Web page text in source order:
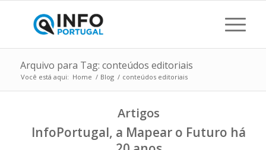
Arquivo para Tag: conteúdos editoriais
Você está aqui: Home / Blog / conteúdos editoriais
Artigos
InfoPortugal, a Mapear o Futuro há